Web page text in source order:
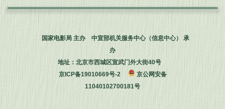
国家电影局 主办 中宣部机关服务中心（信息中心） 承
办
地址：北京市西城区宣武门外大街40号
京ICP备19010669号-2
京公网安备
11040102700181号